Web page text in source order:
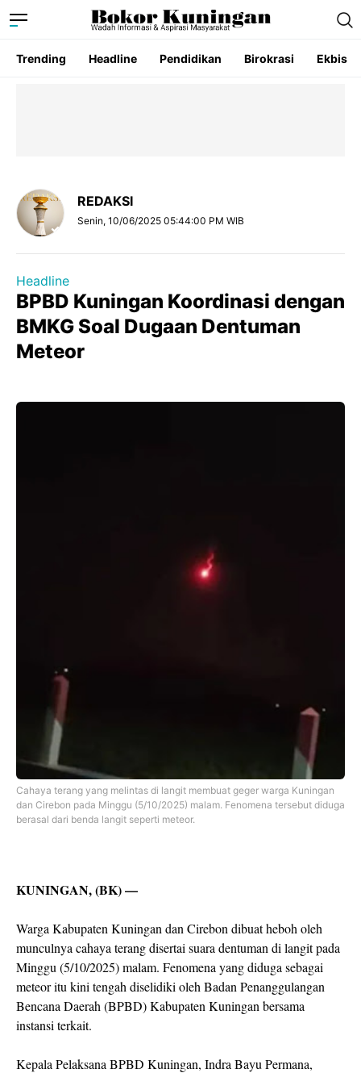
Trending Headline Pendidikan Birokrasi Ekbis
REDAKSI
Senin, 10/06/2025 05:44:00 PM WIB
Headline
BPBD Kuningan Koordinasi dengan
BMKG Soal Dugaan Dentuman
Meteor
Cahaya terang yang melintas di langit membuat geger warga Kuningan
dan Cirebon pada Minggu (5/10/2025) malam. Fenomena tersebut diduga
berasal dari benda langit seperti meteor.
KUNINGAN, (BK) —
Warga Kabupaten Kuningan dan Cirebon dibuat heboh oleh
munculnya cahaya terang disertai suara dentuman di langit pada
Minggu (5/10/2025) malam. Fenomena yang diduga sebagai
meteor itu kini tengah diselidiki oleh Badan Penanggulangan
Bencana Daerah (BPBD) Kabupaten Kuningan bersama
instansi terkait.
Kepala Pelaksana BPBD Kuningan, Indra Bayu Permana,